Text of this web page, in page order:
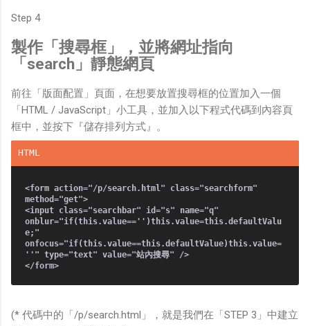
Step 4
製作「搜尋框」，並將網址指向
「search」靜態網頁
前往「版面配置」頁面，在想要放置搜尋框的位置加入一個
「HTML / JavaScript」小工具，並加入以下程式代碼到內容頁
框中，並按下『儲存排列方式』。
<form action="/p/search.html" class="searchform"
method="get">
<input class="searchbar" id="s" name="q"
onblur="if(this.value=='')this.value=this.defaultValu
e;"
onfocus="if(this.value==this.defaultValue)this.value=
''" type="text" value="站內搜尋" />
(* 代碼中的「/p/search.html」，就是我們在「STEP 3」中建立